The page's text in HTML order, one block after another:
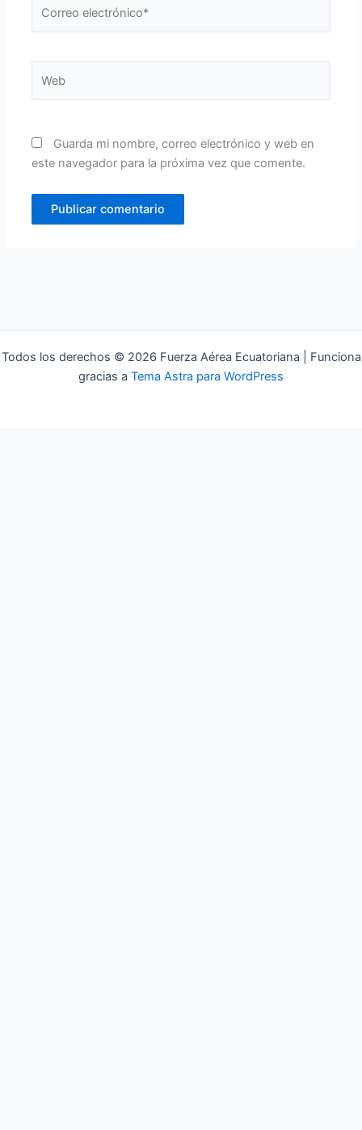
electrónico*
Guarda mi nombre, correo electrónico y web en
este navegador para la próxima vez que comente.
Todos los derechos © 2026 Fuerza Aérea Ecuatoriana | Funciona
gracias a Tema Astra para WordPress